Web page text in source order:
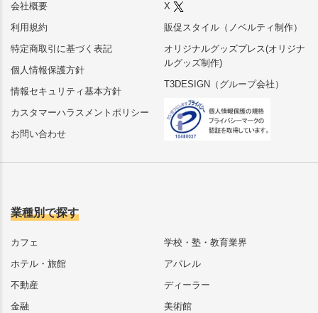
会社概要
利用規約
特定商取引に基づく表記
個人情報保護方針
情報セキュリティ基本方針
カスタマーハラスメントポリシー
お問い合わせ
X
販促スタイル（ノベルティ制作）
オリジナルグッズプレス(オリジナ
ルグッズ制作)
T3DESIGN（グループ会社）
業種別で探す
カフェ
ホテル・旅館
不動産
金融
学校・塾・教育業界
アパレル
ディーラー
美術館